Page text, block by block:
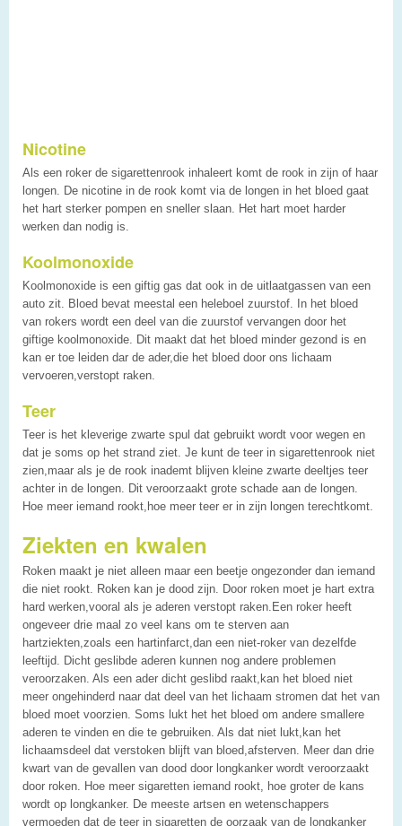
Nicotine
Als een roker de sigarettenrook inhaleert komt de rook in zijn of haar
longen. De nicotine in de rook komt via de longen in het bloed gaat
het hart sterker pompen en sneller slaan. Het hart moet harder
werken dan nodig is.
Koolmonoxide
Koolmonoxide is een giftig gas dat ook in de uitlaatgassen van een
auto zit. Bloed bevat meestal een heleboel zuurstof. In het bloed
van rokers wordt een deel van die zuurstof vervangen door het
giftige koolmonoxide. Dit maakt dat het bloed minder gezond is en
kan er toe leiden dar de ader,die het bloed door ons lichaam
vervoeren,verstopt raken.
Teer
Teer is het kleverige zwarte spul dat gebruikt wordt voor wegen en
dat je soms op het strand ziet. Je kunt de teer in sigarettenrook niet
zien,maar als je de rook inademt blijven kleine zwarte deeltjes teer
achter in de longen. Dit veroorzaakt grote schade aan de longen.
Hoe meer iemand rookt,hoe meer teer er in zijn longen terechtkomt.
Ziekten en kwalen
Roken maakt je niet alleen maar een beetje ongezonder dan iemand
die niet rookt. Roken kan je dood zijn. Door roken moet je hart extra
hard werken,vooral als je aderen verstopt raken.Een roker heeft
ongeveer drie maal zo veel kans om te sterven aan
hartziekten,zoals een hartinfarct,dan een niet-roker van dezelfde
leeftijd. Dicht geslibde aderen kunnen nog andere problemen
veroorzaken. Als een ader dicht geslibd raakt,kan het bloed niet
meer ongehinderd naar dat deel van het lichaam stromen dat het van
bloed moet voorzien. Soms lukt het het bloed om andere smallere
aderen te vinden en die te gebruiken. Als dat niet lukt,kan het
lichaamsdeel dat verstoken blijft van bloed,afsterven. Meer dan drie
kwart van de gevallen van dood door longkanker wordt veroorzaakt
door roken. Hoe meer sigaretten iemand rookt, hoe groter de kans
wordt op longkanker. De meeste artsen en wetenschappers
vermoeden dat de teer in sigaretten de oorzaak van de longkanker